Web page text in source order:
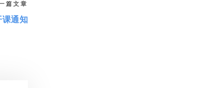
篇文章
通知